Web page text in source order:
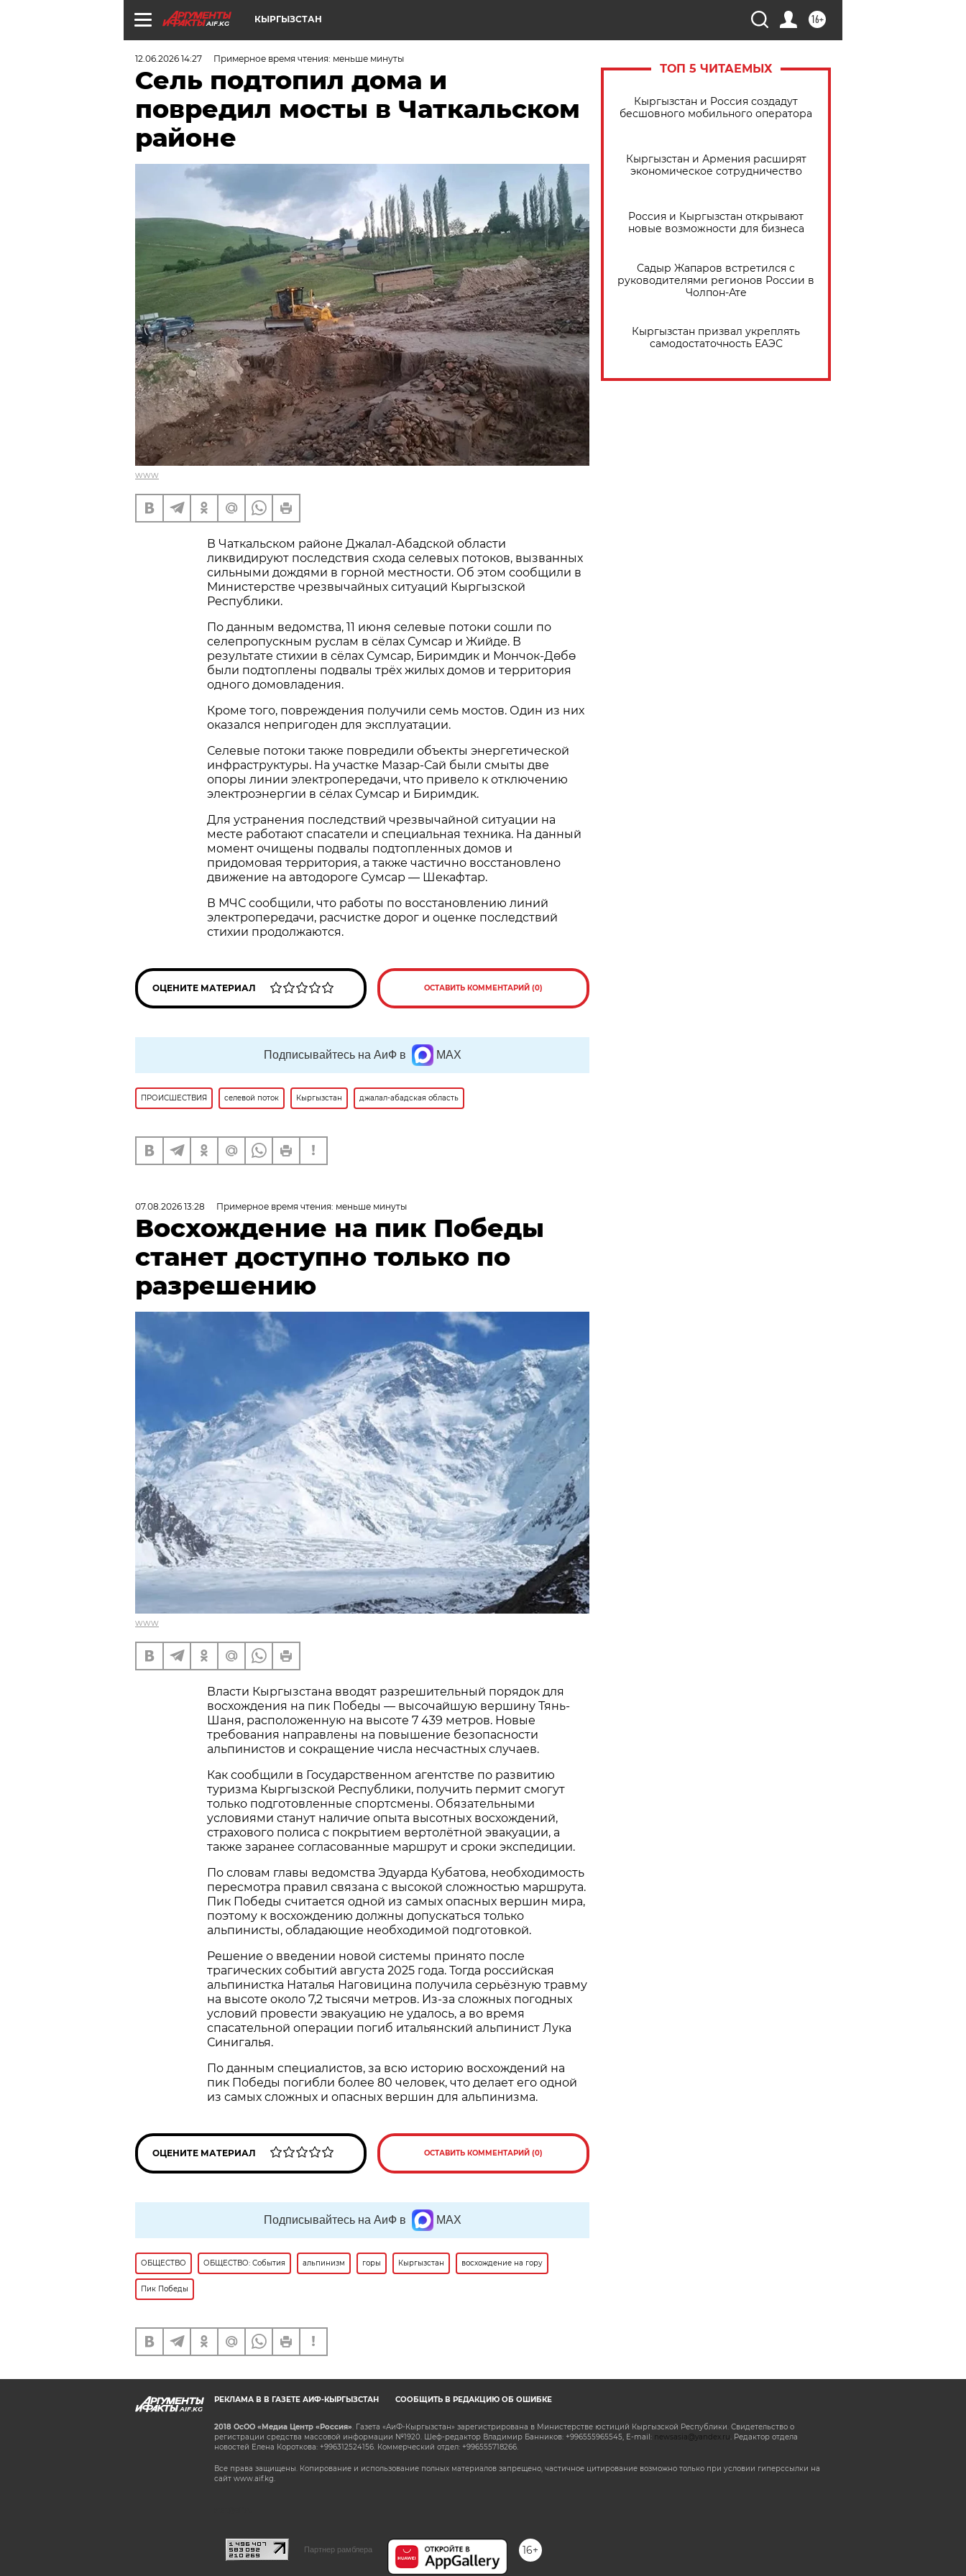
AIF.KG 16+
КЫРГЫЗСТАН
12.06.2026 14:27 Примерное время чтения: меньше минуты
Сель подтопил дома и
повредил мосты в Чаткальском
районе
www
В Чаткальском районе Джалал-Абадской области
ликвидируют последствия схода селевых потоков, вызванных
сильными дождями в горной местности. Об этом сообщили в
Министерстве чрезвычайных ситуаций Кыргызской
Республики.
По данным ведомства, 11 июня селевые потоки сошли по
селепропускным руслам в сёлах Сумсар и Жийде. В
результате стихии в сёлах Сумсар, Биримдик и Мончок-Дөбө
были подтоплены подвалы трёх жилых домов и территория
одного домовладения.
Кроме того, повреждения получили семь мостов. Один из них
оказался непригоден для эксплуатации.
Селевые потоки также повредили объекты энергетической
инфраструктуры. На участке Мазар-Сай были смыты две
опоры линии электропередачи, что привело к отключению
электроэнергии в сёлах Сумсар и Биримдик.
Для устранения последствий чрезвычайной ситуации на
месте работают спасатели и специальная техника. На данный
момент очищены подвалы подтопленных домов и
придомовая территория, а также частично восстановлено
движение на автодороге Сумсар — Шекафтар.
В МЧС сообщили, что работы по восстановлению линий
электропередачи, расчистке дорог и оценке последствий
стихии продолжаются.
ОЦЕНИТЕ МАТЕРИАЛ ОСТАВИТЬ КОММЕНТАРИЙ (0)
Подписывайтесь на АиФ в MAX
ПРОИСШЕСТВИЯ селевой поток Кыргызстан джалал-абадская область
ТОП 5 ЧИТАЕМЫХ
Кыргызстан и Россия создадут
бесшовного мобильного оператора
Кыргызстан и Армения расширят
экономическое сотрудничество
Россия и Кыргызстан открывают
новые возможности для бизнеса
Садыр Жапаров встретился с
руководителями регионов России в
Чолпон-Ате
Кыргызстан призвал укреплять
самодостаточность ЕАЭС
07.08.2026 13:28 Примерное время чтения: меньше минуты
Восхождение на пик Победы
станет доступно только по
разрешению
www
Власти Кыргызстана вводят разрешительный порядок для
восхождения на пик Победы — высочайшую вершину Тянь-
Шаня, расположенную на высоте 7 439 метров. Новые
требования направлены на повышение безопасности
альпинистов и сокращение числа несчастных случаев.
Как сообщили в Государственном агентстве по развитию
туризма Кыргызской Республики, получить пермит смогут
только подготовленные спортсмены. Обязательными
условиями станут наличие опыта высотных восхождений,
страхового полиса с покрытием вертолётной эвакуации, а
также заранее согласованные маршрут и сроки экспедиции.
По словам главы ведомства Эдуарда Кубатова, необходимость
пересмотра правил связана с высокой сложностью маршрута.
Пик Победы считается одной из самых опасных вершин мира,
поэтому к восхождению должны допускаться только
альпинисты, обладающие необходимой подготовкой.
Решение о введении новой системы принято после
трагических событий августа 2025 года. Тогда российская
альпинистка Наталья Наговицина получила серьёзную травму
на высоте около 7,2 тысячи метров. Из-за сложных погодных
условий провести эвакуацию не удалось, а во время
спасательной операции погиб итальянский альпинист Лука
Синигалья.
По данным специалистов, за всю историю восхождений на
пик Победы погибли более 80 человек, что делает его одной
из самых сложных и опасных вершин для альпинизма.
ОЦЕНИТЕ МАТЕРИАЛ ОСТАВИТЬ КОММЕНТАРИЙ (0)
Подписывайтесь на АиФ в MAX
ОБЩЕСТВО ОБЩЕСТВО: События альпинизм горы Кыргызстан восхождение на гору
Пик Победы
AIF.KG
РЕКЛАМА В В ГАЗЕТЕ АИФ-КЫРГЫЗСТАН СООБЩИТЬ В РЕДАКЦИЮ ОБ ОШИБКЕ
2018 ОсОО «Медиа Центр «Россия» . Газета «АиФ-Кыргызстан» зарегистрирована в Министерстве юстиций Кыргызской Республики. Свидетельство о
регистрации средства массовой информации №1920. Шеф-редактор Владимир Банников: +996555965545, E-mail: newsasia@yandex.ru . Редактор отдела
новостей Елена Короткова: +996312524156. Коммерческий отдел: +996555718266.
Все права защищены. Копирование и использование полных материалов запрещено, частичное цитирование возможно только при условии гиперссылки на
сайт www.aif.kg.
Партнер рамблера 16+